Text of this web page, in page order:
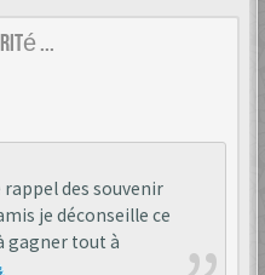
...
des souvenir
je déconseille ce
gagner tout à